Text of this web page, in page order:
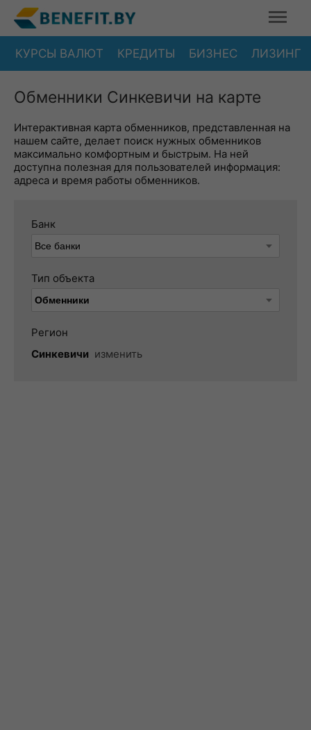
КУРСЫ ВАЛЮТ КРЕДИТЫ БИЗНЕС ЛИЗИНГ
Обменники Синкевичи на карте
Интерактивная карта обменников, представленная на
нашем сайте, делает поиск нужных обменников
максимально комфортным и быстрым. На ней
доступна полезная для пользователей информация:
адреса и время работы обменников.
Банк
Тип объекта
Регион
Синкевичи изменить